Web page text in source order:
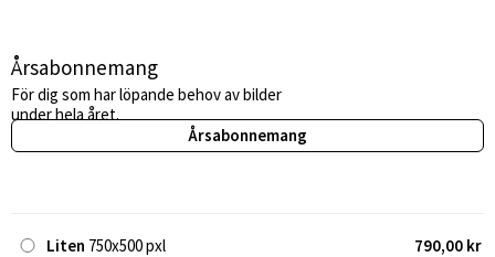
Årsabonnemang
För dig som har löpande behov av bilder
under hela året.
Årsabonnemang
Liten 750x500 pxl 790,00 kr